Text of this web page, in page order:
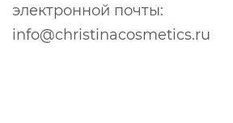
электронной почты:
info@christinacosmetics.ru